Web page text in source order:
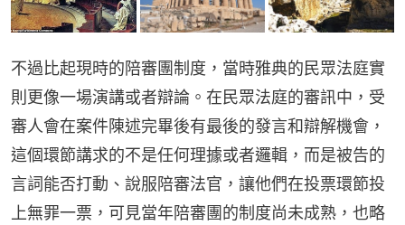
不過比起現時的陪審團制度，當時雅典的民眾法庭實
則更像一場演講或者辯論。在民眾法庭的審訊中，受
審人會在案件陳述完畢後有最後的發言和辯解機會，
這個環節講求的不是任何理據或者邏輯，而是被告的
言詞能否打動、說服陪審法官，讓他們在投票環節投
上無罪一票，可見當年陪審團的制度尚未成熟，也略